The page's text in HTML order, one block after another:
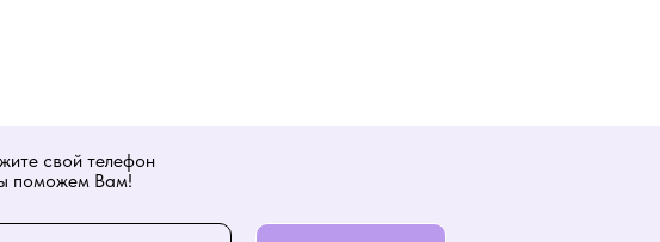
свой телефон
поможем Вам!